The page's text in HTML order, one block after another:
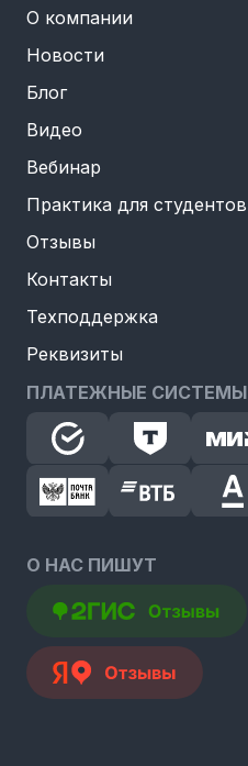
О компании
Новости
Блог
Видео
Вебинар
Практика для студентов
Отзывы
Контакты
Техподдержка
Реквизиты
ПЛАТЕЖНЫЕ СИСТЕМЫ
О НАС ПИШУТ